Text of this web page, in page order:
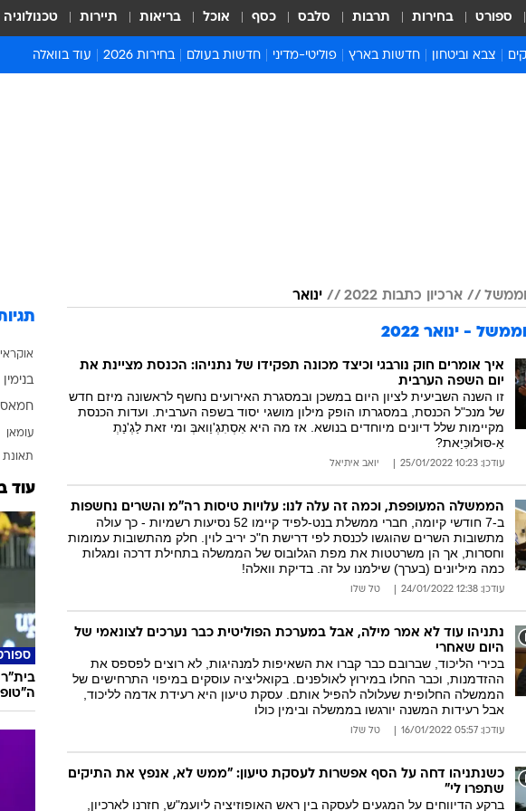
ספורט בחירות תרבות סלבס כסף אוכל בריאות תיירות טכנולוגיה
צבא וביטחון חדשות בארץ פוליטי-מדיני חדשות בעולם בחירות 2026 עוד בוואלה
לוח חופשות וחגים
חדשות יהדות
חדשות המשפט
המייל האדום
וממשל ארכיון כתבות 2022 ינואר
- ינואר 2022
איך אומרים חוק נורבגי וכיצד מכונה תפקידו של נתניהו: הכנסת מציינת את
יום השפה הערבית
זו השנה השביעית לציון היום במשכן ובמסגרת האירועים נחשף לראשונה מיזם חדש
של מנכ"ל הכנסת, במסגרתו הופק מילון מושגי יסוד בשפה הערבית. ועדות הכנסת
מקיימות שלל דיונים מיוחדים בנושא. אז מה היא אִסְתִגְ'וַואבְּ ומי זאת לַגְ'נַתְ
אֵ-סּוּלוּכִּיַאת?
עודכן: 10:23 25/01/2022 יואב איתיאל
הממשלה המעופפת, וכמה זה עלה לנו: עלויות טיסות רה"מ והשרים נחשפות
ב-7 חודשי קיומה, חברי ממשלת בנט-לפיד קיימו 52 נסיעות רשמיות - כך עולה
מתשובות השרים שהוגשו לכנסת לפי דרישת ח"כ יריב לוין. חלק מהתשובות עמומות
וחסרות, אך הן משרטטות את מפת הגלובוס של הממשלה בתחילת דרכה ומגלות
כמה מיליונים (בערך) שילמנו על זה. בדיקת וואלה!
עודכן: 12:38 24/01/2022 טל שלו
נתניהו עוד לא אמר מילה, אבל במערכת הפוליטית כבר נערכים לצונאמי של
היום שאחרי
בכירי הליכוד, שברובם כבר קברו את השאיפות למנהיגות, לא רוצים לפספס את
ההזדמנות, וכבר החלו במירוץ לאולפנים. בקואליציה עוסקים במיפוי התרחישים של
הממשלה החלופית שעלולה להפיל אותם. עסקת טיעון היא רעידת אדמה לליכוד,
אבל רעידות המשנה יורגשו בממשלה ובימין כולו
עודכן: 05:57 16/01/2022 טל שלו
כשנתניהו דחה על הסף אפשרות לעסקת טיעון: "ממש לא, אנפץ את התיקים
שתפרו לי"
ברקע הדיווחים על המגעים לעסקה בין ראש האופוזיציה ליועמ"ש, חזרנו לארכיון,
בנימין
חמאס
עומאן
תאונת
עוד
ה"טופ-5 ליגות